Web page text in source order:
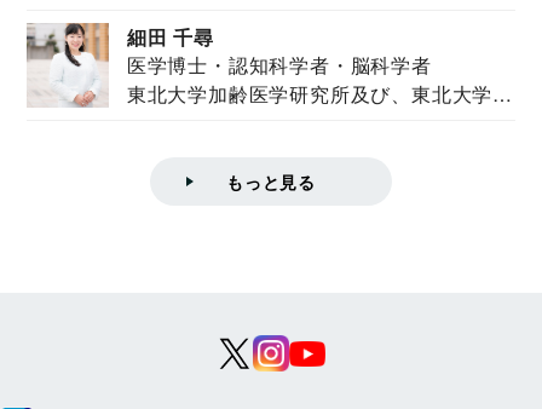
細田 千尋
医学博士・認知科学者・脳科学者
東北大学加齢医学研究所及び、東北大学大
もっと見る